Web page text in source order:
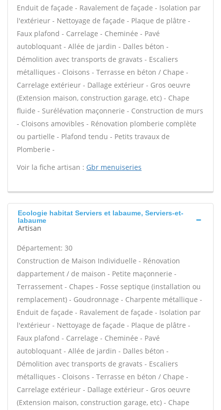
Enduit de façade - Ravalement de façade - Isolation par
l'extérieur - Nettoyage de façade - Plaque de plâtre -
Faux plafond - Carrelage - Cheminée - Pavé
autobloquant - Allée de jardin - Dalles béton -
Démolition avec transports de gravats - Escaliers
métalliques - Cloisons - Terrasse en béton / Chape -
Carrelage extérieur - Dallage extérieur - Gros oeuvre
(Extension maison, construction garage, etc) - Chape
fluide - Surélévation maçonnerie - Construction de murs
- Cloisons amovibles - Rénovation plomberie complète
ou partielle - Plafond tendu - Petits travaux de
Plomberie -
Voir la fiche artisan : Gbr menuiseries
Ecologie habitat Serviers et labaume, Serviers-et-
labaume
Artisan
Département: 30
Construction de Maison Individuelle - Rénovation
dappartement / de maison - Petite maçonnerie -
Terrassement - Chapes - Fosse septique (installation ou
remplacement) - Goudronnage - Charpente métallique -
Enduit de façade - Ravalement de façade - Isolation par
l'extérieur - Nettoyage de façade - Plaque de plâtre -
Faux plafond - Carrelage - Cheminée - Pavé
autobloquant - Allée de jardin - Dalles béton -
Démolition avec transports de gravats - Escaliers
métalliques - Cloisons - Terrasse en béton / Chape -
Carrelage extérieur - Dallage extérieur - Gros oeuvre
(Extension maison, construction garage, etc) - Chape